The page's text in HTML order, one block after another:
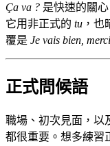
Ça va ? 是快速的關
它用非正式的 tu ，
覆是 Je vais bien, merci
正式問候語
職場、初次見面，以
都很重要。想多練習